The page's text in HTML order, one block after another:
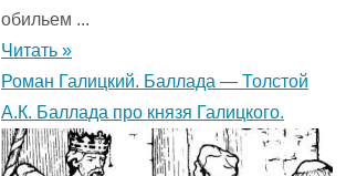
обильем ...
Читать »
Роман Галицкий. Баллада — Толстой
А.К. Баллада про князя Галицкого.